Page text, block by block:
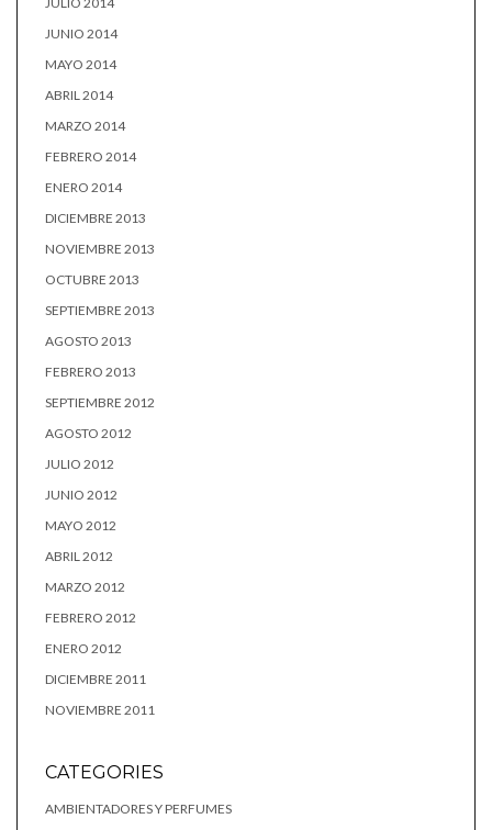
JUNIO 2014
MAYO 2014
ABRIL 2014
MARZO 2014
FEBRERO 2014
ENERO 2014
DICIEMBRE 2013
NOVIEMBRE 2013
OCTUBRE 2013
SEPTIEMBRE 2013
AGOSTO 2013
FEBRERO 2013
SEPTIEMBRE 2012
AGOSTO 2012
JULIO 2012
JUNIO 2012
MAYO 2012
ABRIL 2012
MARZO 2012
FEBRERO 2012
ENERO 2012
DICIEMBRE 2011
NOVIEMBRE 2011
CATEGORIES
AMBIENTADORES Y PERFUMES